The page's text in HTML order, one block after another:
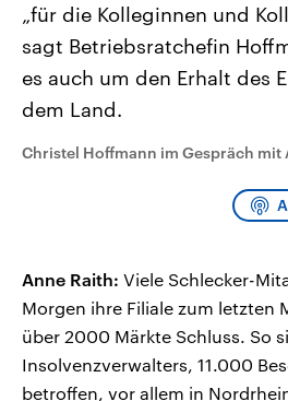
Alle Informationen
Sachsen-Anhalt wählt am 6.
September 2026 einen neuen
Landtag. Seit 2021 wird das
Bundesland von einer Koalition aus
CDU, SPD und FDP regiert.-
Umfragen, Prognosen,
und Hintergründe zu den Parteien
Sendungen Programm
„für die Kolleginnen und
sagt Betriebsratchefin
es auch um den Erhalt des
dem Land.
Christel Hoffmann im Gespräch mit
Anne Raith: Viele Schlecker-
Morgen ihre Filiale zum letzten
über 2000 Märkte Schluss. So
Insolvenzverwalters, 11.000
betroffen, vor allem in